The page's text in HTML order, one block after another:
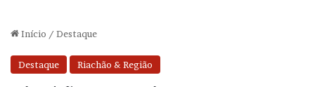
Início / Destaque
Destaque Riachão & Região